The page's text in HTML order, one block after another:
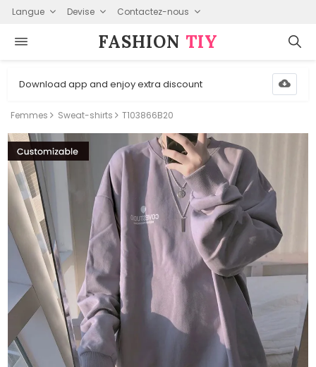
Langue Devise Contactez-nous
FASHION⁠ TIY
Download app and enjoy extra discount
Femmes Sweat-shirts T103866B20